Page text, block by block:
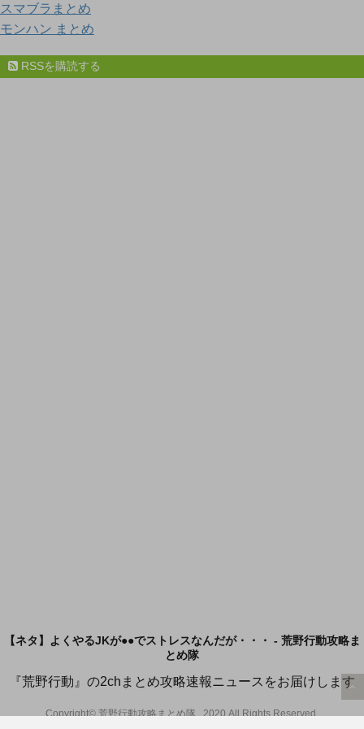
スマブラまとめ
モンハン まとめ
RSSを購読する
【ネタ】よくやるJKが●●でストレスなんだが・・・ - 荒野行動攻略ま
とめ隊
『荒野行動』の2chまとめ攻略速報ニュースをお届けします
Copyright© 荒野行動攻略まとめ隊 , 2020 All Rights Reserved.